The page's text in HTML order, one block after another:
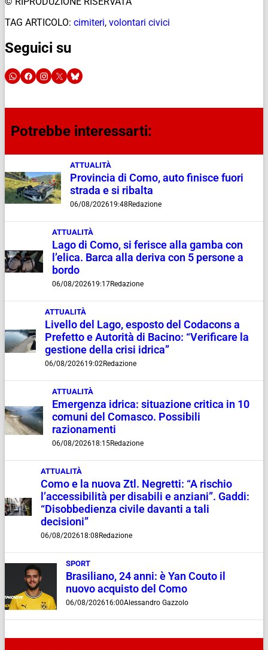
TAG ARTICOLO: cimiteri, volontari civici
Seguici su
Potrebbe interessarti:
ATTUALITÀ
Provincia di Como, auto finisce fuori
strada e si ribalta
06/08/202619:48 Redazione
ATTUALITÀ
Lago di Como, si ferisce alla gamba con
l’elica. Barca alla deriva con 5 persone a
bordo
06/08/202619:17Redazione
ATTUALITÀ
Livello del Lago, esposto del Codacons a
Prefetto e Autorità di Bacino: “Verificare la
gestione della crisi idrica”
06/08/202619:02Redazione
ATTUALITÀ
Emergenza idrica: situazione critica in 10
comuni del Comasco. Possibili
razionamenti
06/08/202618:15Redazione
ATTUALITÀ
Como e la nuova Ztl. Negretti: “A rischio
l’accessibilità per disabili e anziani”. Gaddi:
“Disobbedienza civile davanti a tali
decisioni”
06/08/202618:08 Redazione
SPORT
Brasiliano, 24 anni: è Yan Couto il
nuovo acquisto del Como
06/08/202616:00Alessandro Gazzolo